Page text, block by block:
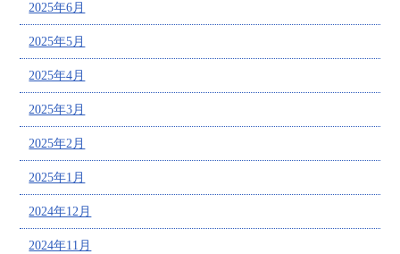
2025年6月
2025年5月
2025年4月
2025年3月
2025年2月
2025年1月
2024年12月
2024年11月